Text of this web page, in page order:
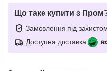
Що таке купити з
Замовлення під захистом
Доступна доставка